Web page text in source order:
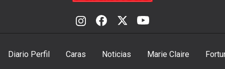
Diario Perfil Caras Noticias Marie Claire